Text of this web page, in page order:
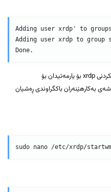
Adding user xrdp' to
Adding user xrdp to group
Done.
دواتر، ئەم هێڵانە زیاد بکە بۆ نوسینی دەسپێکردنی xrdp بۆ یارمەتیدان بۆ
بەکارهێنەران باکگراوندی ڕەشیان
sudo nano /etc/xrdp/